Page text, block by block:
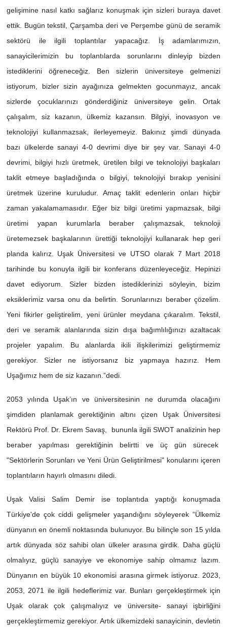
gelişimine nasıl katkı sağlarız konuşmak için sizleri buraya davet
ettik. Bugün tekstil, Çarşamba deri ve Perşembe günü de seramik
sektörü ile ilgili toplantılar yapacağız. İş adamlarımızın,
sanayicilerimizin bu toplantılarda sorunlarını dinleyip bizden
istediklerini öğreneceğiz. Ben sizlerin üniversiteye gelmenizi
istiyorum, bizler sizin ayağınıza gelmekten gocunmayız, ancak
sizlerde çocuklarınızı gönderdiğiniz üniversiteye gelin. Ortak
çalışalım, siz kazanın, ülkemiz kazansın. Bilgiyi, inovasyon ve
teknolojiyi kullanmazsak, ilerleyemeyiz. Bakınız şimdi dünyada
bazı ülkelerde sanayi 4-0 devrimi diye bir şey var. Sanayi 4-0
devrimi, bilgiyi hızlı üretmek, üretilen bilgi ve teknolojiyi başkaları
taklit etmeye başladığında o bilgiyi, teknolojiyi bırakıp yenisini
üretmek üzerine kuruludur. Amaç taklit edenlerin onları hiçbir
zaman yakalamamasıdır. Eğer biz bilgi üretimi yapmazsak, bilgi
üretimi yapan kurumlarla beraber çalışmazsak, teknoloji
üretemezsek başkalarının ürettiği teknolojiyi kullanarak hep geri
planda kalırız. Uşak Üniversitesi ve UTSO olarak 7 Mart 2018
tarihinde bu konuyla ilgili bir konferans düzenleyeceğiz. Hepinizi
davet ediyorum. Sizler bizden istediklerinizi söyleyin, bizim
eksiklerimiz varsa onu da belirtin. Sorunlarınızı beraber çözelim.
Yeni fikirler geliştirelim, yeni ürünler meydana çıkaralım. Tekstil,
deri ve seramik alanlarında sizin dışa bağımlılığınızı azaltacak
projeler yapalım. Bu alanlarda ikili ilişkilerimizi geliştirmemiz
gerekiyor. Sizler ne istiyorsanız biz yapmaya hazırız. Hem
Uşağımız hem de siz kazanın.”dedi.
2053 yılında Uşak’ın ve üniversitesinin ne durumda olacağını
şimdiden planlamak gerektiğinin altını çizen Uşak Üniversitesi
Rektörü Prof. Dr. Ekrem Savaş, bununla ilgili SWOT analizinin hep
beraber yapılması gerektiğinin belirtti ve üç gün sürecek
"Sektörlerin Sorunları ve Yeni Ürün Geliştirilmesi" konularını içeren
toplantıların hayırlı olmasını diledi.
Uşak Valisi Salim Demir ise toplantıda yaptığı konuşmada
Türkiye'de çok ciddi gelişmeler yaşandığını söyleyerek “Ülkemiz
dünyanın en önemli noktasında bulunuyor. Bu bilinçle son 15 yılda
artık dünyada söz sahibi olan ülkeler arasına girdik. Daha güçlü
olmalıyız, güçlü sanayiye ve ekonomiye sahip olmamız lazım.
Dünyanın en büyük 10 ekonomisi arasına girmek istiyoruz. 2023,
2053, 2071 ile ilgili hedeflerimiz var. Bunları gerçekleştirmek için
Uşak olarak çok çalışmalıyız ve üniversite- sanayi işbirliğini
gerçekleştirmemiz gerekiyor. Artık ülkemizdeki sanayicinin, devletin